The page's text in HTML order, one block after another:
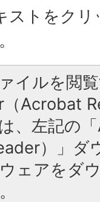
ストをク
イルを閲
（Acrobat
、左記の
）」ダ
ェアをダ